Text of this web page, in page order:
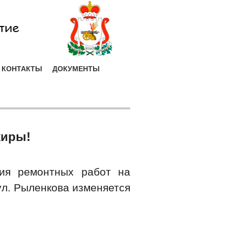
КОНТАКТЫ ДОКУМЕНТЫ
ремонтных работ на
Рыленкова изменяется